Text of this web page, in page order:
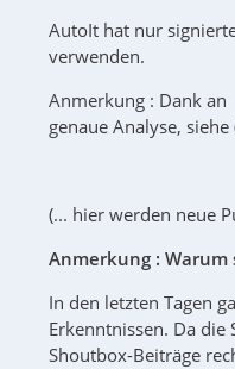
AutoIt hat nur
verwenden.
Anmerkung : Dank an
genaue Analyse, siehe
(... hier werden neue
Anmerkung : Warum
In den letzten Tagen
Erkenntnissen. Da
Shoutbox-Beiträge